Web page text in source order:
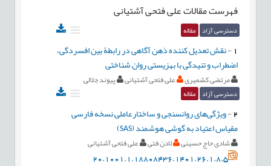
فهرست مقالاتعلی فتحی آشتیانی
دسترسی آزاد مقاله
-نقش تعدیل کننده ذهن آگاهی در رابطۀ بین افسردگی،
اضطراب و تنیدگی با بهزیستی روان شناختی
مرتضی کشمیری علی فتحی آشتیانی پیوند جلالی
دسترسی آزاد مقاله
2
-ویژگی‌های روانسنجی و ساختارعاملی نسخه فارسی
مقیاس اعتیاد به گوشی هوشمند (SAS)
شادی حاج حسینی لادن فتی علی فتحی آشتیانی
20.1001.1.18808436.1401.26.1.8.5